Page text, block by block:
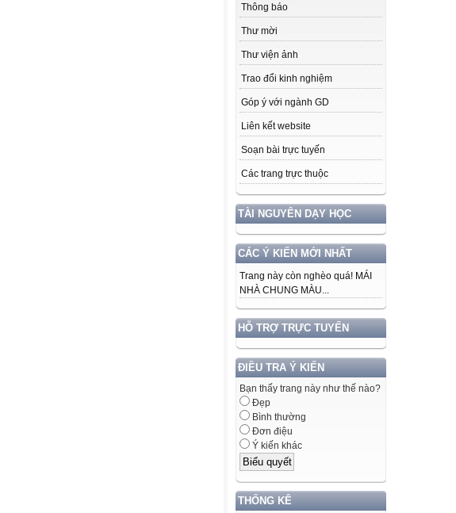
Thông báo
Thư mời
Thư viện ảnh
Trao đổi kinh nghiệm
Góp ý với ngành GD
Liên kết website
Soạn bài trực tuyến
Các trang trực thuộc
TÀI NGUYÊN DẠY HỌC
CÁC Ý KIẾN MỚI NHẤT
Trang này còn nghèo quá! MÁI
NHÀ CHUNG MÀU...
HỖ TRỢ TRỰC TUYẾN
ĐIỀU TRA Ý KIẾN
Bạn thấy trang này như thế nào?
Đẹp
Bình thường
Đơn điệu
Ý kiến khác
THỐNG KÊ